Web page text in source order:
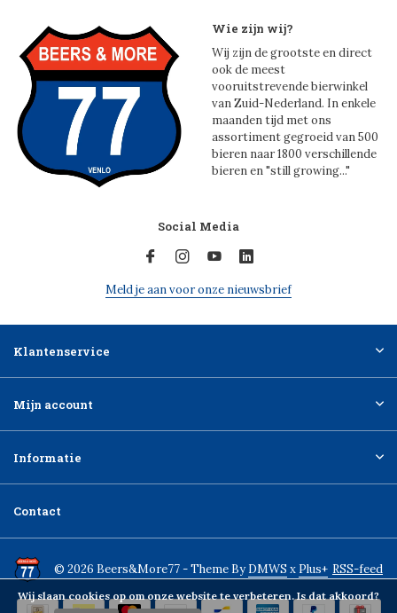
Wie zijn wij?
Wij zijn de grootste en direct
ook de meest
vooruitstrevende bierwinkel
van Zuid-Nederland. In enkele
maanden tijd met ons
assortiment gegroeid van 500
bieren naar 1800 verschillende
bieren en "still growing..."
Social Media
Meld je aan voor onze nieuwsbrief
Klantenservice
Mijn account
Informatie
Contact
© 2026 Beers&More77 - Theme ByDMWS x Plus+ RSS-feed
Wij slaan cookies op om onze website te verbeteren. Is dat akkoord?